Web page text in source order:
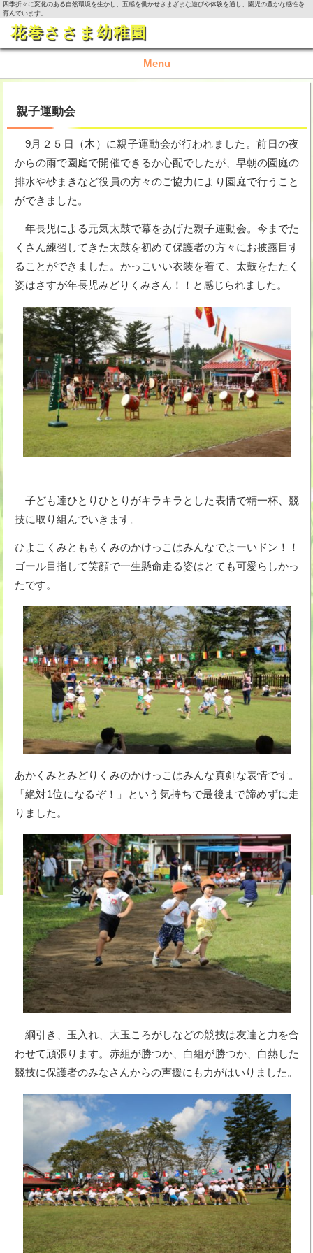
四季折々に変化のある自然環境を生かし、五感を働かせさまざまな遊びや体験を通し、園児の豊かな感性を
育んでいます。
花巻ささま幼稚園
Menu
園の概要
園の生活
入園資料・お問い合わせ
今月の活動
親子運動会
9月２５日（木）に親子運動会が行われました。前日の夜
からの雨で園庭で開催できるか心配でしたが、早朝の園庭の
排水や砂まきなど役員の方々のご協力により園庭で行うこと
ができました。
年長児による元気太鼓で幕をあげた親子運動会。今までた
くさん練習してきた太鼓を初めて保護者の方々にお披露目す
ることができました。かっこいい衣装を着て、太鼓をたたく
姿はさすが年長児みどりくみさん！！と感じられました。
子ども達ひとりひとりがキラキラとした表情で精一杯、競
技に取り組んでいきます。
ひよこくみとももくみのかけっこはみんなでよーいドン！！
ゴール目指して笑顔で一生懸命走る姿はとても可愛らしかっ
たです。
あかくみとみどりくみのかけっこはみんな真剣な表情です。
「絶対1位になるぞ！」という気持ちで最後まで諦めずに走
りました。
綱引き、玉入れ、大玉ころがしなどの競技は友達と力を合
わせて頑張ります。赤組が勝つか、白組が勝つか、白熱した
競技に保護者のみなさんからの声援にも力がはいりました。